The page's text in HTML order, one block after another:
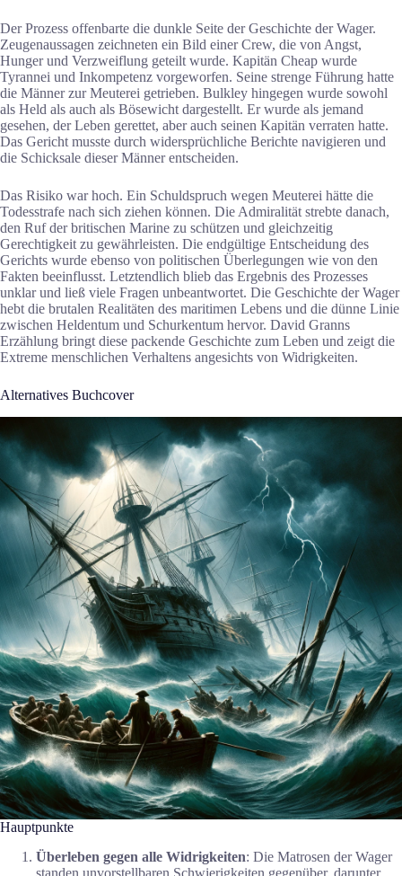
Der Prozess offenbarte die dunkle Seite der Geschichte der Wager.
Zeugenaussagen zeichneten ein Bild einer Crew, die von Angst,
Hunger und Verzweiflung geteilt wurde. Kapitän Cheap wurde
Tyrannei und Inkompetenz vorgeworfen. Seine strenge Führung hatte
die Männer zur Meuterei getrieben. Bulkley hingegen wurde sowohl
als Held als auch als Bösewicht dargestellt. Er wurde als jemand
gesehen, der Leben gerettet, aber auch seinen Kapitän verraten hatte.
Das Gericht musste durch widersprüchliche Berichte navigieren und
die Schicksale dieser Männer entscheiden.
Das Risiko war hoch. Ein Schuldspruch wegen Meuterei hätte die
Todesstrafe nach sich ziehen können. Die Admiralität strebte danach,
den Ruf der britischen Marine zu schützen und gleichzeitig
Gerechtigkeit zu gewährleisten. Die endgültige Entscheidung des
Gerichts wurde ebenso von politischen Überlegungen wie von den
Fakten beeinflusst. Letztendlich blieb das Ergebnis des Prozesses
unklar und ließ viele Fragen unbeantwortet. Die Geschichte der Wager
hebt die brutalen Realitäten des maritimen Lebens und die dünne Linie
zwischen Heldentum und Schurkentum hervor. David Granns
Erzählung bringt diese packende Geschichte zum Leben und zeigt die
Extreme menschlichen Verhaltens angesichts von Widrigkeiten.
Alternatives Buchcover
Hauptpunkte
Überleben gegen alle Widrigkeiten: Die Matrosen der Wager
standen unvorstellbaren Schwierigkeiten gegenüber, darunter